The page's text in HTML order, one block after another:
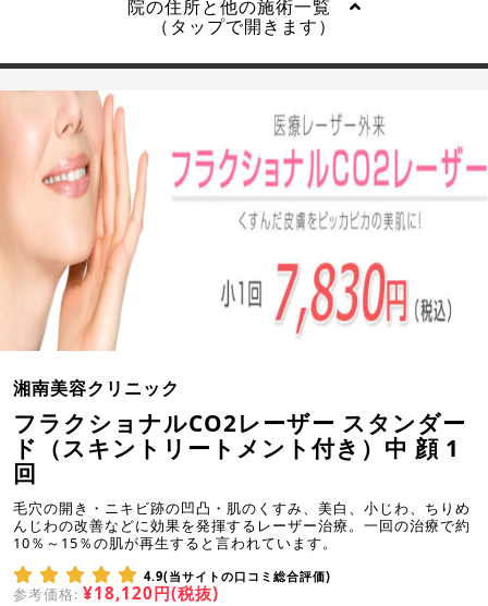
院の住所と他の施術一覧
（タップで開きます）
湘南美容クリニック
フラクショナルCO2レーザー スタンダー
ド（スキントリートメント付き）中 顔 1
回
毛穴の開き・ニキビ跡の凹凸・肌のくすみ、美白、小じわ、ちりめ
んじわの改善などに効果を発揮するレーザー治療。一回の治療で約
10％～15％の肌が再生すると言われています。
4.9(当サイトの口コミ総合評価)
参考価格: ¥18,120円(税抜)